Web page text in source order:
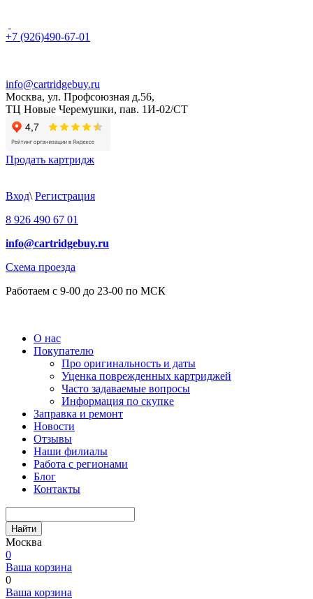
+7 (926)490-67-01
info@cartridgebuy.ru
Москва, ул. Профсоюзная д.56,
ТЦ Новые Черемушки, пав. 1И-02/СТ
Продать картридж
Вход\ Регистрация
8 926 490 67 01
info@cartridgebuy.ru
Схема проезда
Работаем с 9-00 до 23-00 по МСК
О нас
Покупателю
Про оригинальность и даты
Уценка поврежденных картриджей
Часто задаваемые вопросы
Информация по скупке
Заправка и ремонт
Новости
Отзывы
Наши филиалы
Работа с регионами
Блог
Контакты
Найти
Москва
0
Ваша корзина
0
Ваша корзина